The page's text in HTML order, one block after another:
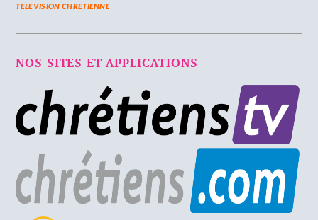
TELEVISION CHRETIENNE
NOS SITES ET APPLICATIONS